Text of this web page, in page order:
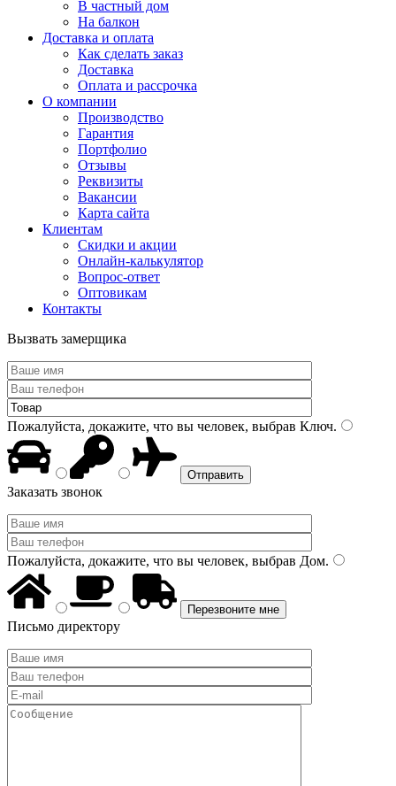
В частный дом
На балкон
Доставка и оплата
Как сделать заказ
Доставка
Оплата и рассрочка
О компании
Производство
Гарантия
Портфолио
Отзывы
Реквизиты
Вакансии
Карта сайта
Клиентам
Скидки и акции
Онлайн-калькулятор
Вопрос-ответ
Оптовикам
Контакты
Вызвать замерщика
Пожалуйста, докажите, что вы человек, выбрав Ключ.
Заказать звонок
Пожалуйста, докажите, что вы человек, выбрав Дом.
Письмо директору